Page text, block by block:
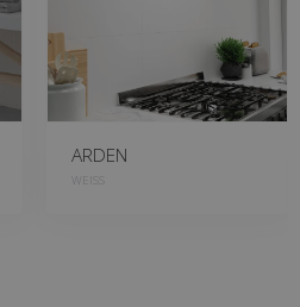
ARDEN
WEISS